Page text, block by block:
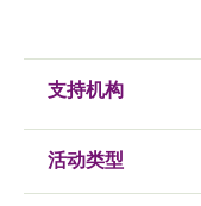
支持机构
活动类型